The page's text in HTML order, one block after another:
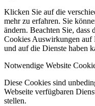
Klicken Sie auf die
mehr zu erfahren. Sie
ändern. Beachten Sie,
Cookies Auswirkungen auf
und auf die Dienste haben
Notwendige Website
Diese Cookies sind
Webseite verfügbaren
stellen.